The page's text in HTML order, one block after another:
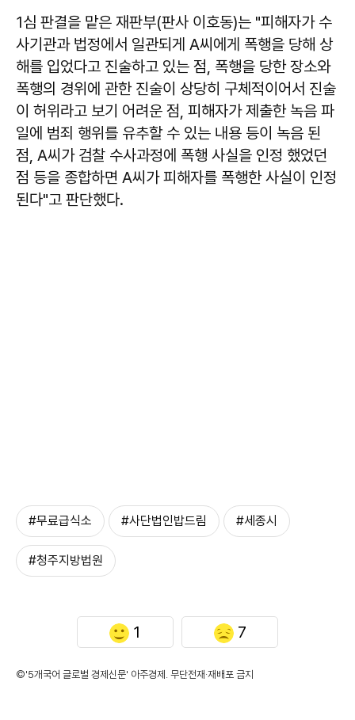
1심 판결을 맡은 재판부(판사 이호동)는 "피해자가 수
사기관과 법정에서 일관되게 A씨에게 폭행을 당해 상
해를 입었다고 진술하고 있는 점, 폭행을 당한 장소와
폭행의 경위에 관한 진술이 상당히 구체적이어서 진술
이 허위라고 보기 어려운 점, 피해자가 제출한 녹음 파
일에 범죄 행위를 유추할 수 있는 내용 등이 녹음 된
점, A씨가 검찰 수사과정에 폭행 사실을 인정 했었던
점 등을 종합하면 A씨가 피해자를 폭행한 사실이 인정
된다"고 판단했다.
#무료급식소 #사단법인밥드림 #세종시
#청주지방법원
1 7
©'5개국어 글로벌 경제신문' 아주경제. 무단전재·재배포 금지